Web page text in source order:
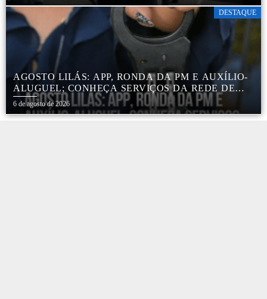
DESTAQUE
AGOSTO LILÁS: APP, RONDA DA PM E AUXÍLIO-
ALUGUEL; CONHEÇA SERVIÇOS DA REDE DE
PROTEÇÃO ÀS MULHERES NO ESTADO DE SP
6 de agosto de 2026